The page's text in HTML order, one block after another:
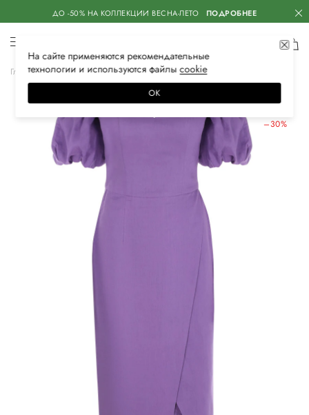
ДО -50% НА КОЛЛЕКЦИИ ВЕСНА-ЛЕТО ПОДРОБНЕЕ
Главная Женская Одежда Платья Вечерние
–30%
На сайте применяются рекомендательные
технологии и используются файлысооkiе
ОК